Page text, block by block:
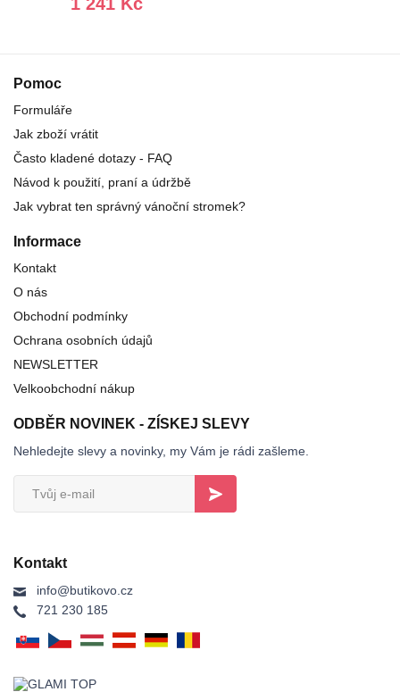
1 241 Kč
Pomoc
Formuláře
Jak zboží vrátit
Často kladené dotazy - FAQ
Návod k použití, praní a údržbě
Jak vybrat ten správný vánoční stromek?
Informace
Kontakt
O nás
Obchodní podmínky
Ochrana osobních údajů
NEWSLETTER
Velkoobchodní nákup
ODBĚR NOVINEK - ZÍSKEJ SLEVY
Nehledejte slevy a novinky, my Vám je rádi zašleme.
Kontakt
info@butikovo.cz
721 230 185